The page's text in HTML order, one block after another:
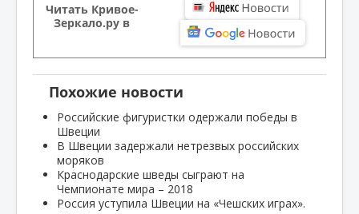
Читать Кривое-
Зеркало.ру в
Похожие новости
Российские фигуристки одержали победы в
Швеции
В Швеции задержали нетрезвых российских
моряков
Краснодарские шведы сыграют на
Чемпионате мира – 2018
Россия уступила Швеции на «Чешских играх».